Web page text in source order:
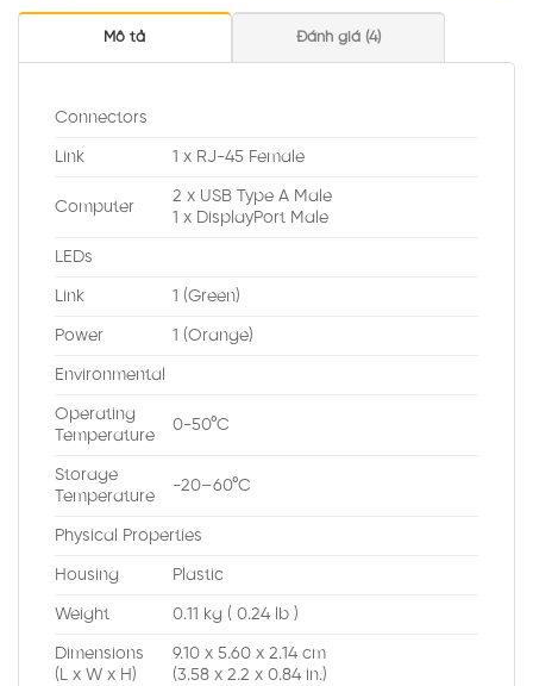
Mô tả Đánh giá (4)
Connectors
Link 1 x RJ-45 Female
Computer
2 x USB Type A Male
1 x DisplayPort Male
LEDs
Link 1 (Green)
Power 1 (Orange)
Environmental
Operating
Temperature
0-50°C
Storage
Temperature
-20–60°C
Physical Properties
Housing Plastic
Weight 0.11 kg ( 0.24 lb )
Dimensions
(L x W x H)
9.10 x 5.60 x 2.14 cm
(3.58 x 2.2 x 0.84 in.)